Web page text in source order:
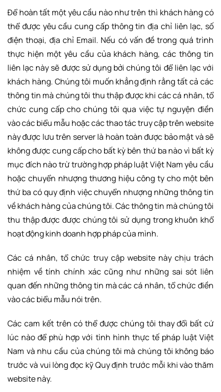
Để hoàn tất một yêu cầu nào như trên thì khách hàng có
thể được yêu cầu cung cấp thông tin địa chỉ liên lạc, số
điện thoại, địa chỉ Email. Nếu có vấn đề trong quá trình
thực hiện một yêu cầu của khách hàng, các thông tin
liên lạc này sẽ được sử dụng bởi chúng tôi để liên lạc với
khách hàng. Chúng tôi muốn khẳng định rằng tất cả các
thông tin mà chúng tôi thu thập được khi các cá nhân, tổ
chức cung cấp cho chúng tôi qua việc tự nguyện điền
vào các biểu mẫu hoặc các thao tác truy cập trên website
này được lưu trên server là hoàn toàn được bảo mật và sẽ
không được cung cấp cho bất kỳ bên thứ ba nào vì bất kỳ
mục đích nào trừ trường hợp pháp luật Việt Nam yêu cầu
hoặc chuyển nhượng thương hiệu công ty cho một bên
thứ ba có quy định việc chuyển nhượng những thông tin
về khách hàng của chúng tôi. Các thông tin mà chúng tôi
thu thập được được chúng tôi sử dụng trong khuôn khổ
hoạt động kinh doanh hợp pháp của mình.
Các cá nhân, tổ chức truy cập website này chịu trách
nhiệm về tính chính xác cũng như những sai sót liên
quan đến những thông tin mà các cá nhân, tổ chức điền
vào các biểu mẫu nói trên.
Các cam kết trên có thể được chúng tôi thay đổi bất cứ
lúc nào để phù hợp với tình hình thực tế pháp luật Việt
Nam và nhu cầu của chúng tôi mà chúng tôi không báo
trước và vui lòng đọc kỹ Quy định trước mỗi khi vào thăm
website này.